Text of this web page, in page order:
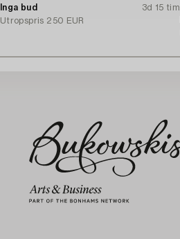
Inga bud
3d 15 tim
Utropspris 250 EUR